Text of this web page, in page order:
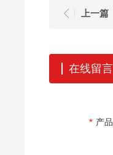
上一篇
在线留言
产品